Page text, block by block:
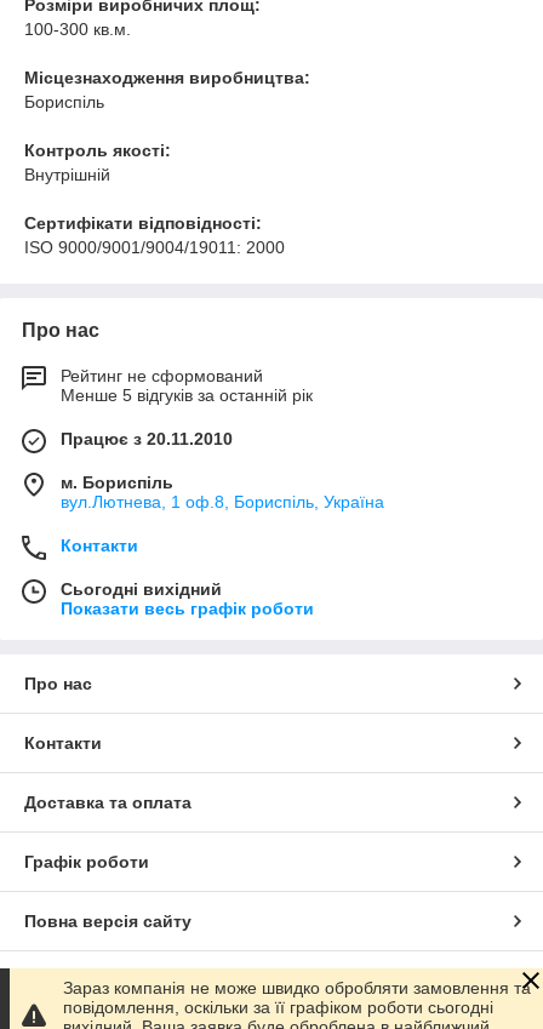
Розміри виробничих площ:
100-300 кв.м.
Місцезнаходження виробництва:
Бориспіль
Контроль якості:
Внутрішній
Сертифікати відповідності:
ISO 9000/9001/9004/19011: 2000
Про нас
Рейтинг не сформований
Менше 5 відгуків за останній рік
Працює з 20.11.2010
м. Бориспіль
вул.Лютнева, 1 оф.8, Бориспіль, Україна
Контакти
Сьогодні вихідний
Показати весь графік роботи
Про нас
Контакти
Доставка та оплата
Графік роботи
Повна версія сайту
Сайт створено на маркетплейсі Prom.ua
Зараз компанія не може швидко обробляти замовлення та
повідомлення, оскільки за її графіком роботи сьогодні